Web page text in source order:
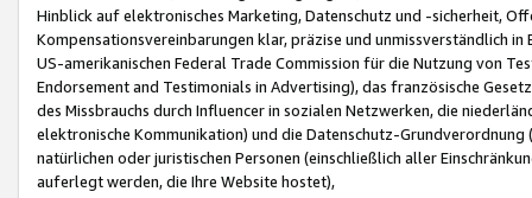
Hinblick auf elektronisches Marketing, Datenschutz und -sicherheit,
Kompensationsvereinbarungen klar, präzise und unmissverständlich
US-amerikanischen Federal Trade Commission für die Nutzung von
Endorsement and Testimonials in Advertising), das französische
des Missbrauchs durch Influencer in sozialen Netzwerken, die
elektronische Kommunikation) und die Datenschutz-
natürlichen oder juristischen Personen (einschließlich aller
auferlegt werden, die Ihre Website hostet),